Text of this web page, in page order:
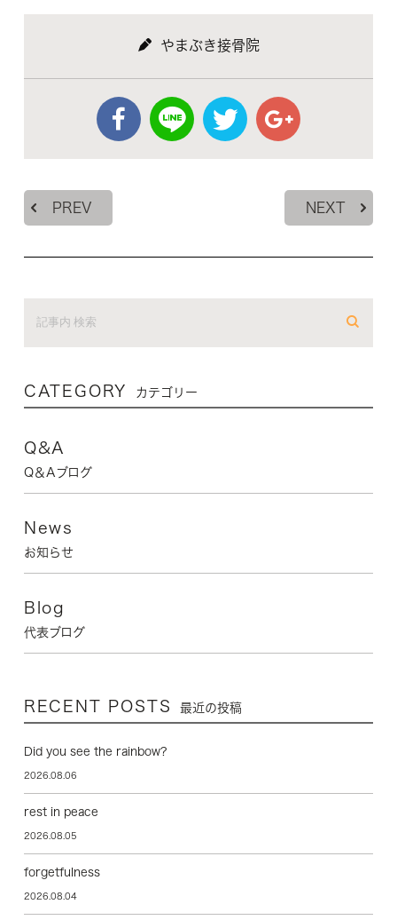
やまぶき接骨院
PREV NEXT
CATEGORY カテゴリー
Q&A
Q＆Aブログ
News
お知らせ
Blog
代表ブログ
RECENT POSTS 最近の投稿
Did you see the rainbow?
2026.08.06
rest in peace
2026.08.05
forgetfulness
2026.08.04